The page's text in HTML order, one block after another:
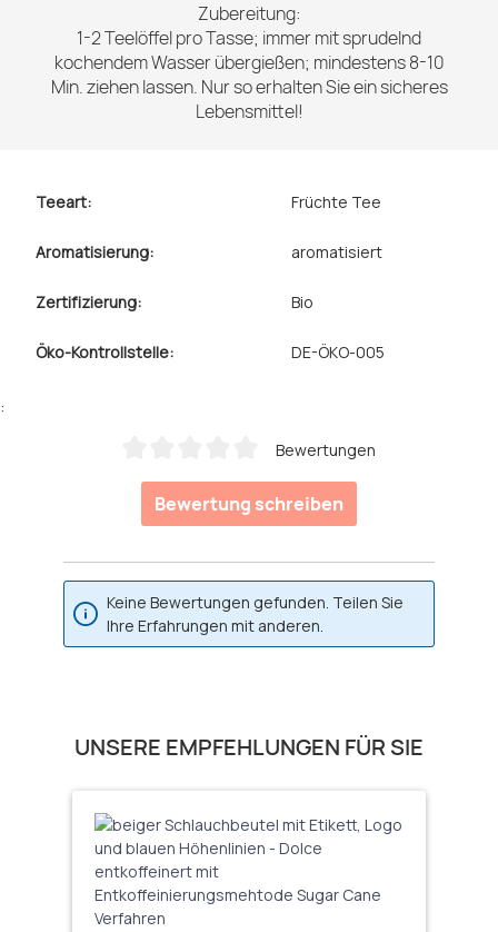
Zubereitung:
1-2 Teelöffel pro Tasse; immer mit sprudelnd
kochendem Wasser übergießen; mindestens 8-10
Min. ziehen lassen. Nur so erhalten Sie ein sicheres
Lebensmittel!
Teeart: Früchte Tee
Aromatisierung: aromatisiert
Zertifizierung: Bio
Öko-Kontrollstelle: DE-ÖKO-005
:
Bewertungen
Bewertung schreiben
Keine Bewertungen gefunden. Teilen Sie
Ihre Erfahrungen mit anderen.
Produktgalerie überspringen
UNSERE EMPFEHLUNGEN FÜR SIE